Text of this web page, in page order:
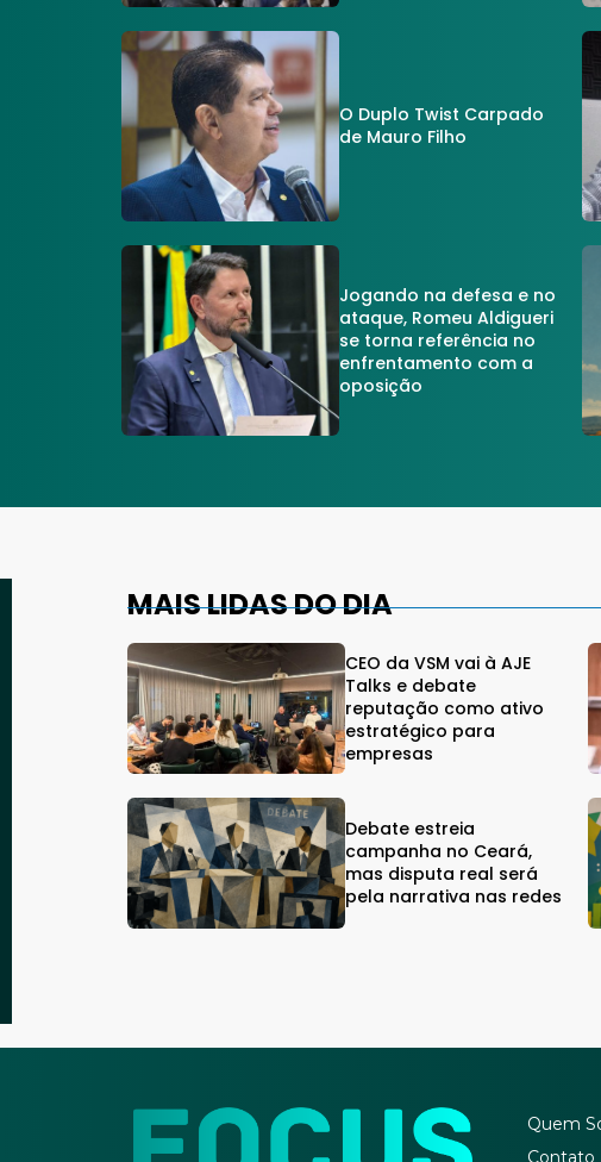
O Duplo Twist Carpado
de Mauro Filho
Jogando na defesa e no
ataque, Romeu Aldigueri
se torna referência no
enfrentamento com a
oposição
MAIS LIDAS DO DIA
CEO da VSM vai à AJE
Talks e debate
reputação como ativo
estratégico para
empresas
Debate estreia
campanha no Ceará,
mas disputa real será
pela narrativa nas redes
Quem
Contato